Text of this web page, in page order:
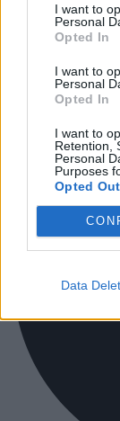
I want to
Personal
Opted In
I want to
Personal
Opted In
I want to
Retention,
Personal
Purposes
Opted Out
Data